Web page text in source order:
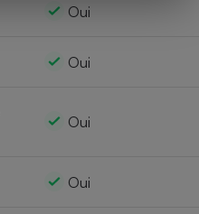
Oui
Oui
Oui
Oui